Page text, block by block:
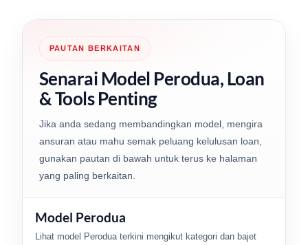
PAUTAN BERKAITAN
Senarai Model Perodua, Loan
& Tools Penting
Jika anda sedang membandingkan model, mengira
ansuran atau mahu semak peluang kelulusan loan,
gunakan pautan di bawah untuk terus ke halaman
yang paling berkaitan.
Model Perodua
Lihat model Perodua terkini mengikut kategori dan bajet